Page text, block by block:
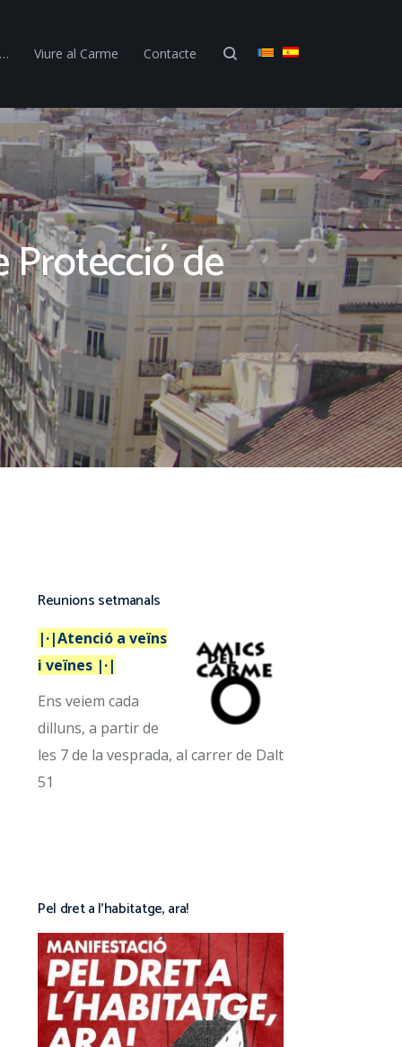
Viure al Carme Contacte
Protecció de
Reunions setmanals
|·|Atenció a veïns
i veïnes |·|
Ens veiem cada
dilluns, a partir de
les 7 de la vesprada, al carrer de Dalt
51
Pel dret a l’habitatge, ara!